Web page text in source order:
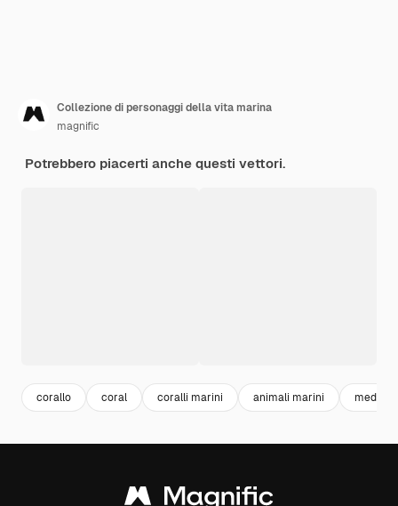
Collezione di personaggi della vita marina
magnific
Potrebbero piacerti anche questi vettori.
corallo coral coralli marini animali marini medusa